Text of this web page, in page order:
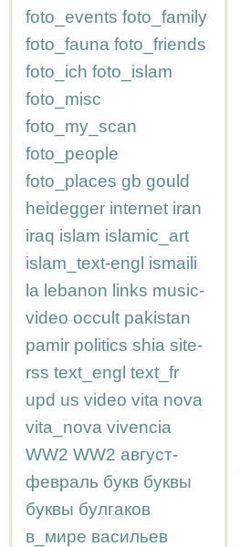
foto_events foto_family
foto_fauna foto_friends
foto_ich foto_islam
foto_misc
foto_my_scan
foto_people
foto_places gb gould
heidegger internet iran
iraq islam islamic_art
islam_text-engl ismaili
la lebanon links music-
video occult pakistan
pamir politics shia site-
rss text_engl text_fr
upd us video vita nova
vita_nova vivencia
WW2 WW2 август-
февраль букв буквы
буквы булгаков
в_мире васильев